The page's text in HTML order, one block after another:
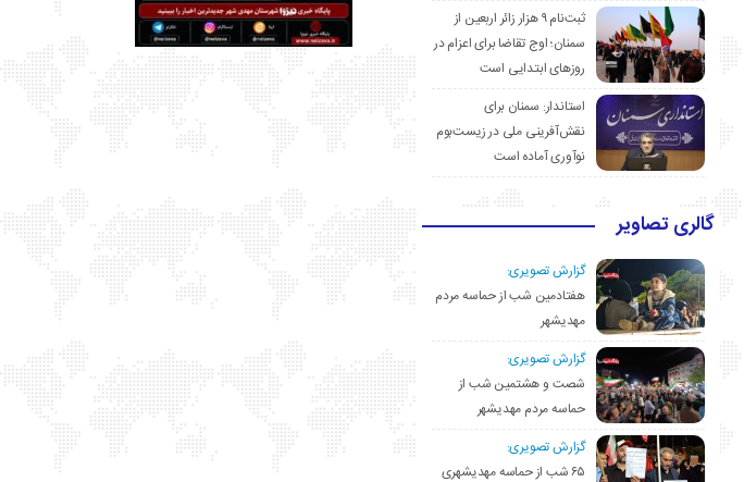
ثبت‌نام ۹ هزار زائر اربعین از
سمنان؛ اوج تقاضا برای اعزام در
روزهای ابتدایی است
استاندار: سمنان برای
نقش‌آفرینی ملی در زیست‌بوم
نوآوری آماده است
گالری تصاویر
گزارش تصویری:
هفتادمین شب از حماسه مردم
مهدیشهر
گزارش تصویری:
شصت و هشتمین شب از
حماسه مردم مهدیشهر
گزارش تصویری:
۶۵ شب از حماسه مهدیشهری